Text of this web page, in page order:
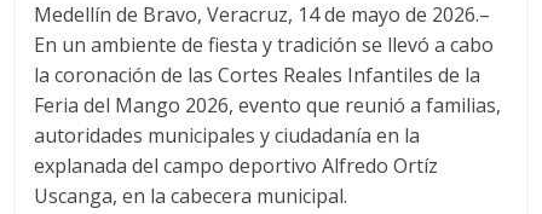
c
e
b
o
o
k
i
t
t
e
r
a
t
s
A
p
p
Medellín de Bravo, Veracruz, 14 de mayo de 2026.–
En un ambiente de fiesta y tradición se llevó a cabo
la coronación de las Cortes Reales Infantiles de la
Feria del Mango 2026, evento que reunió a familias,
autoridades municipales y ciudadanía en la
explanada del campo deportivo Alfredo Ortíz
Uscanga, en la cabecera municipal.